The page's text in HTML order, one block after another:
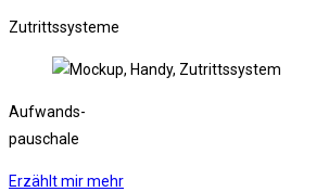
Zutrittssysteme
Aufwands-
pauschale
Erzählt mir mehr